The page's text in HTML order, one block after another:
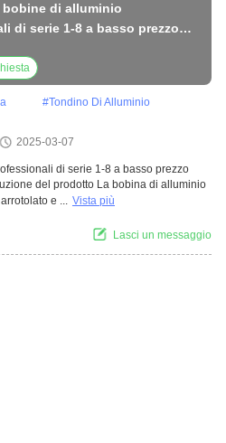
bobine di alluminio
di serie 1-8 a basso prezzo
#Tondino Di Alluminio
2025-03-07
di serie 1-8 a basso prezzo
del prodotto La bobina di alluminio
e ... Vista più
Lasci un messaggio